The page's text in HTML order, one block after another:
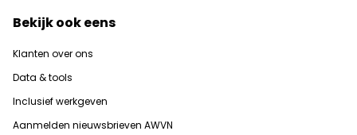
Bekijk ook eens
Klanten over ons
Data & tools
Inclusief werkgeven
Aanmelden nieuwsbrieven AWVN